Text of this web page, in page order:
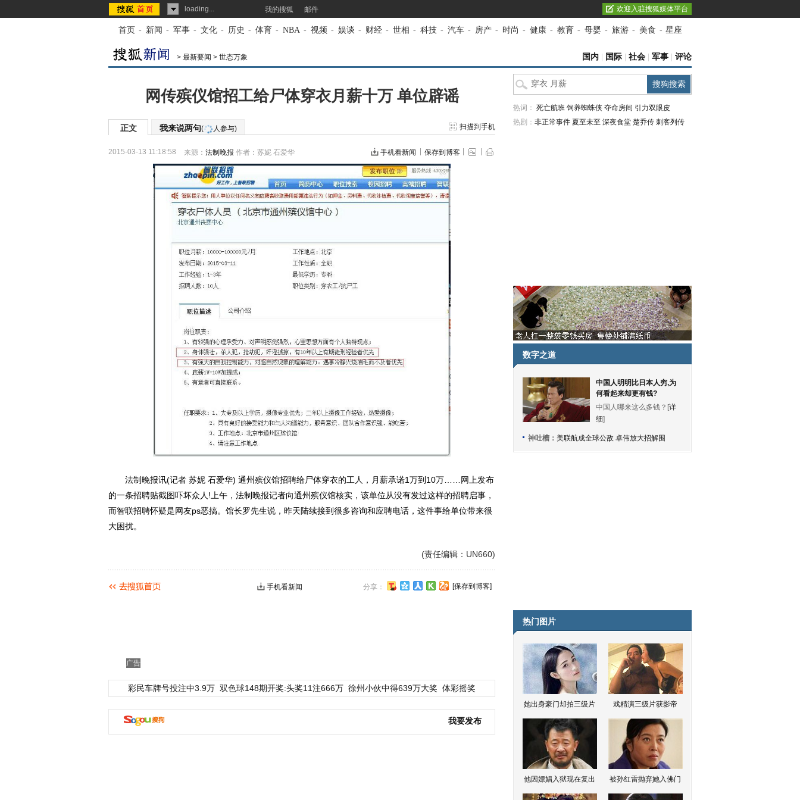
loading... 我的搜狐 邮件 欢迎入驻搜狐媒体平台
首页 - 新闻 - 军事 - 文化 - 历史 - 体育 - NBA - 视频 - 娱谈 - 财经 - 世相 - 科技 - 汽车 - 房产 - 时尚 - 健康 - 教育 - 母婴 - 旅游 - 美食 - 星座
> 最新要闻 > 世态万象 国内 国际 社会 军事 评论
网传殡仪馆招工给尸体穿衣月薪十万 单位辟谣
正文 我来说两句( 人参与) 扫描到手机
2015-03-13 11:18:58 来源： 法制晚报 作者：苏妮 石爱华 手机看新闻 保存到博客
法制晚报讯(记者 苏妮 石爱华) 通州殡仪馆招聘给尸体穿衣的工人，月薪承诺1万到10万……网上发布
的一条招聘贴截图吓坏众人!上午，法制晚报记者向通州殡仪馆核实，该单位从没有发过这样的招聘启事，
而智联招聘怀疑是网友ps恶搞。馆长罗先生说，昨天陆续接到很多咨询和应聘电话，这件事给单位带来很
大困扰。
(责任编辑：UN660)
分享： [保存到博客]
手机看新闻
广告
彩民车牌号投注中3.9万 双色球148期开奖:头奖11注666万 徐州小伙中得639万大奖 体彩摇奖
我要发布
热词： 死亡航班 饲养蜘蛛侠 夺命房间 引力双眼皮
热剧： 非正常事件 夏至未至 深夜食堂 楚乔传 刺客列传
数字之道
中国人明明比日本人穷,为
何看起来却更有钱?
中国人哪来这么多钱？[详
细]
神吐槽： 美联航成全球公敌 卓伟放大招解围
热门图片
她出身豪门却拍三级片 戏精演三级片获影帝
他因嫖娼入狱现在复出 被孙红雷抛弃她入佛门